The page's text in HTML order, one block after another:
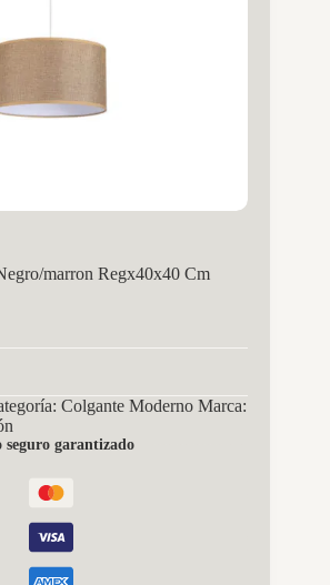
marron Regx40x40 Cm
Colgante Moderno Marca:
seguro garantizado